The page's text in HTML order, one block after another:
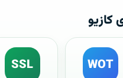
کازیو
کازیو
کازیو
WOT
SSL